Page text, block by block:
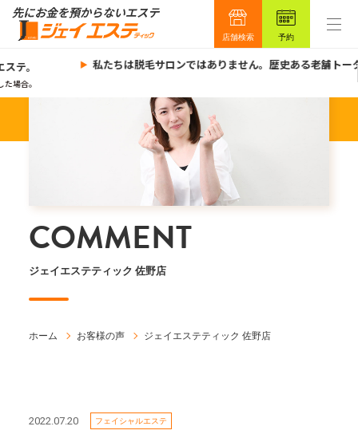
店舗検索 予約
テ。
場合。
私たちは脱毛サロンではありません。歴史ある老舗トー
COMMENT
ジェイエステティック 佐野店
ホーム お客様の声 ジェイエステティック 佐野店
2022.07.20 フェイシャルエステ